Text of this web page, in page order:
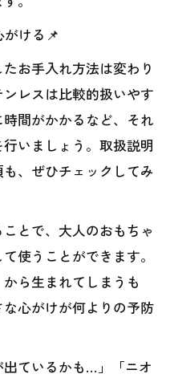
ける📌
お手入れ方法は変わり
レスは比較的扱いやす
間がかかるなど、それ
いましょう。取扱説明
、ぜひチェックしてみ
とで、大人のおもちゃ
使うことができます。
ら生まれてしまうも
心がけが何よりの予防
出ているかも…」「ニオ